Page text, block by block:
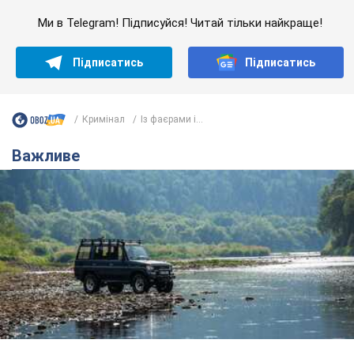
Ми в Telegram! Підписуйся! Читай тільки найкраще!
Підписатись Підписатись
Кримінал Із фаєрами і...
Важливе